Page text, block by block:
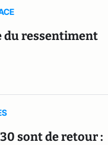
du ressentiment
sont de retour :